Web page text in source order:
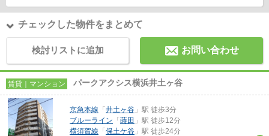
チェックした物件をまとめて
検討リストに追加 お問い合わせ
賃貸｜マンション パークアクシス横浜井土ヶ谷
京急本線 「 井土ヶ谷 」駅 徒歩3分
ブルーライン 「 蒔田 」駅 徒歩12分
横須賀線 「 保土ケ谷 」駅 徒歩24分